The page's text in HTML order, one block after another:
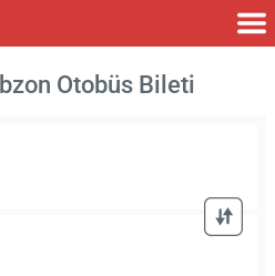
Otobüs Bileti